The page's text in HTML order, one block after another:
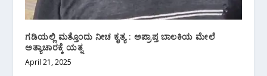
ಗಡಿಯಲ್ಲಿ ಮತ್ತೊಂದು ನೀಚ ಕೃತ್ಯ : ಅಪ್ರಾಪ್ತ ಬಾಲಕಿಯ ಮೇಲೆ
ಅತ್ಯಾಚಾರಕ್ಕೆ ಯತ್ನ
April 21, 2025